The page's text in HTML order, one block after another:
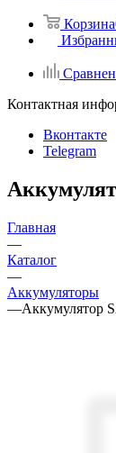
Корзина
Контактная
Вконтакте
Telegram
Главная
—
Каталог
—
Аккумуляторы
—Аккумулятор